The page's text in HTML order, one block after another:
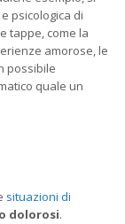
psicologica di
tappe, come la
amorose, le
possibile
quale un
situazioni di
dolorosi.